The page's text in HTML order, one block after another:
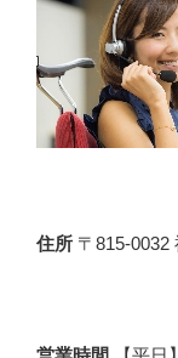
住所 〒815-0032